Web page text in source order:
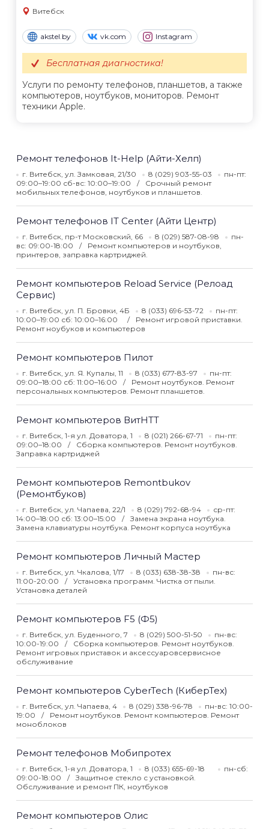
Витебск
akstel.by vk.com Instagram
Услуги по ремонту телефонов, планшетов, а также
компьютеров, ноутбуков, мониторов. Ремонт
техники Apple.
Бесплатная диагностика!
Ремонт телефонов It-Help (Айти-Хелп)
г. Витебск, ул. Замковая, 21/30 8 (029) 903-55-03
пн-пт:
09:00–19:00 сб-вс: 10:00–19:00
Срочный ремонт
мобильных телефонов, ноутбуков и планшетов.
Ремонт телефонов IT Center (Айти Центр)
г. Витебск, пр-т Московский, 66 8 (029) 587-08-98
пн-
вс: 09:00-18:00
Ремонт компьютеров и ноутбуков,
принтеров, заправка картриджей.
Ремонт компьютеров Reload Service (Релоад
Сервис)
г. Витебск, ул. П. Бровки, 4Б 8 (033) 696-53-72
пн-пт:
10:00–19:00 сб: 10:00–16:00
Ремонт игровой приставки.
Ремонт ноубуков и компьютеров
Ремонт компьютеров Пилот
г. Витебск, ул. Я. Купалы, 11 8 (033) 677-83-97
пн-пт:
09:00–18:00 сб: 11:00–16:00
Ремонт ноутбуков. Ремонт
персональных компьютеров. Ремонт планшетов.
Ремонт компьютеров ВитНТТ
г. Витебск, 1-я ул. Доватора, 1 8 (021) 266-67-71
пн-пт:
09:00–18:00
Сборка компьютеров. Ремонт ноутбуков.
Заправка картриджей
Ремонт компьютеров Remontbukov
(Ремонтбуков)
г. Витебск, ул. Чапаева, 22/1 8 (029) 792-68-94
ср-пт:
14:00–18:00 сб: 13:00–15:00
Замена экрана ноутбука.
Замена клавиатуры ноутбука. Ремонт корпуса ноутбука
Ремонт компьютеров Личный Мастер
г. Витебск, ул. Чкалова, 1/17 8 (033) 638-38-38
пн-вс:
11:00-20:00
Установка программ. Чистка от пыли.
Установка деталей
Ремонт компьютеров F5 (Ф5)
г. Витебск, ул. Буденного, 7 8 (029) 500-51-50
пн-вс:
10:00-19:00
Сборка компьютеров. Ремонт ноутбуков.
Ремонт игровых приставок и аксессуаровсервисное
обслуживание
Ремонт компьютеров CyberTech (КиберТех)
г. Витебск, ул. Чапаева, 4 8 (029) 338-96-78
пн-вс: 10:00-
19:00
Ремонт ноутбуков. Ремонт компьютеров. Ремонт
моноблоков
Ремонт телефонов Мобипротех
г. Витебск, 1-я ул. Доватора, 1 8 (033) 655-69-18
пн-сб:
09:00-18:00
Защитное стекло с установкой.
Обслуживание и ремонт ПК, ноутбуков
Ремонт компьютеров Олис